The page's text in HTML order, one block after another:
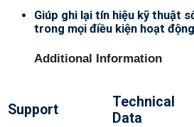
Giúp ghi lại tín hiệu kỹ thuật
trong mọi điều kiện hoạt
Additional Information
Support
Technical
Data